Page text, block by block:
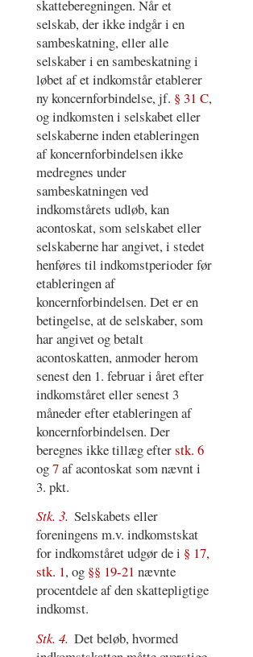
skatteberegningen. Når et
selskab, der ikke indgår i en
sambeskatning, eller alle
selskaber i en sambeskatning i
løbet af et indkomstår etablerer
ny koncernforbindelse, jf. § 31 C,
og indkomsten i selskabet eller
selskaberne inden etableringen
af koncernforbindelsen ikke
medregnes under
sambeskatningen ved
indkomstårets udløb, kan
acontoskat, som selskabet eller
selskaberne har angivet, i stedet
henføres til indkomstperioder før
etableringen af
koncernforbindelsen. Det er en
betingelse, at de selskaber, som
har angivet og betalt
acontoskatten, anmoder herom
senest den 1. februar i året efter
indkomståret eller senest 3
måneder efter etableringen af
koncernforbindelsen. Der
beregnes ikke tillæg efterstk. 6
og7af acontoskat som nævnt i
3. pkt.
Stk. 3. Selskabets eller
foreningens m.v. indkomstskat
for indkomståret udgør de i § 17,
stk. 1, og §§ 19-21 nævnte
procentdele af den skattepligtige
indkomst.
Stk. 4. Det beløb, hvormed